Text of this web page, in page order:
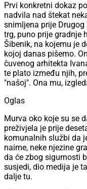
Prvi konkretni dokaz
nadvila nad štekat
snimljena prije
trg, puno prije gradnje
Šibenik, na kojemu je
kojoj danas pišemo.
čuvenog arhitekta
te plato između njih,
"našoj". Ona mu,
Oglas
Murva oko koje su se
preživjela je prije
komunalnih službi da
naime, neke njezine
da će zbog sigurnosti
susjedi, dio medija je
dalje tu.